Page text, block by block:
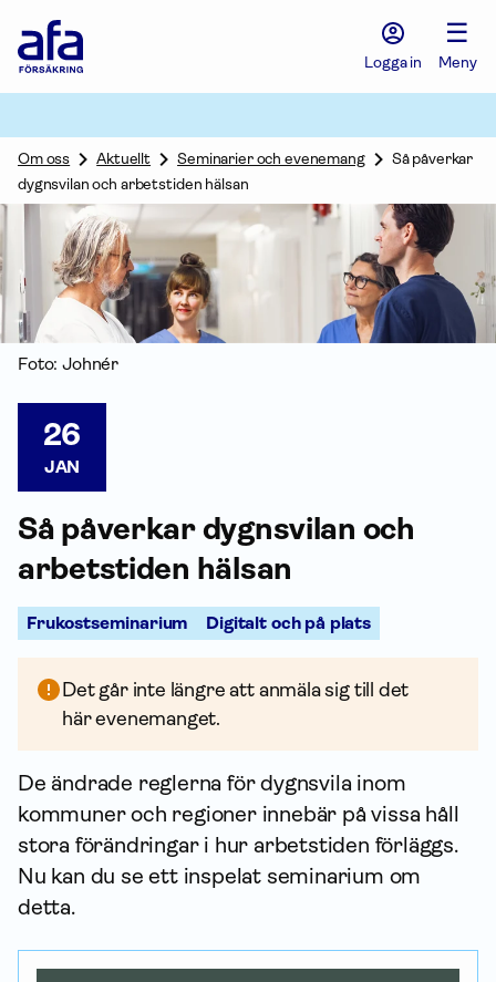
Försäkring
Logga in
☰
Meny
Om oss Aktuellt Seminarier och evenemang
Så påverkar
dygnsvilan och arbetstiden hälsan
Foto: Johnér
26
JAN
Så påverkar dygnsvilan och
arbets­tiden hälsan
Frukostseminarium Digitalt och på plats
Det går inte längre att anmäla sig till det
här evenemanget.
De ändrade reglerna för dygnsvila inom
kommuner och regioner innebär på vissa håll
stora förändringar i hur arbets­tiden förläggs.
Nu kan du se ett inspelat seminarium om
detta.